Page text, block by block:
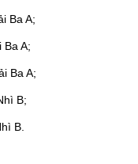
Ba A;
Ba A;
Ba A;
B;
B.